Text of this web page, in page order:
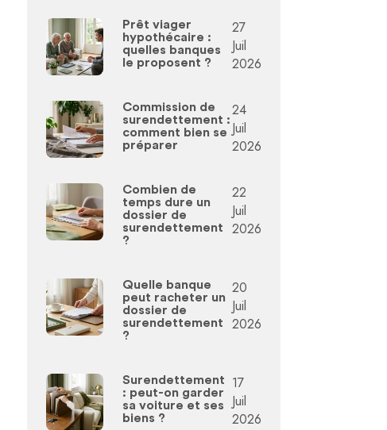
Prêt viager
hypothécaire :
quelles banques
le proposent ?
27
Juil
2026
Commission de
surendettement :
comment bien se
préparer
24
Juil
2026
Combien de
temps dure un
dossier de
surendettement
?
22
Juil
2026
Quelle banque
peut racheter un
dossier de
surendettement
?
20
Juil
2026
Surendettement
: peut-on garder
sa voiture et ses
biens ?
17
Juil
2026